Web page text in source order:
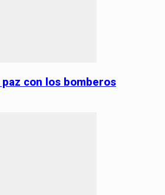
con los bomberos